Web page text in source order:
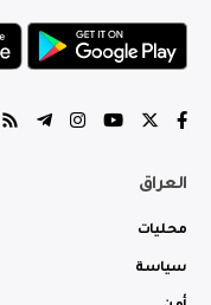
العراق
محليات
سياسة